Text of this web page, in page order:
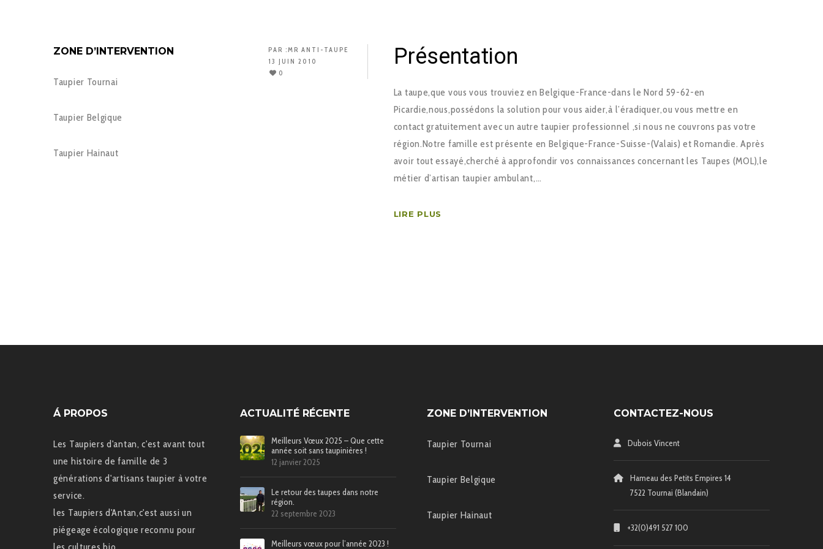
PAR :MR ANTI-TAUPE
13 JUIN 2010
0
Présentation
La taupe,que vous vous trouviez en Belgique-France-dans le Nord 59-62-en
Picardie,nous,possédons la solution pour vous aider,à l’éradiquer,ou vous mettre en
contact gratuitement avec un autre taupier professionnel ,si nous ne couvrons pas votre
région.Notre famille est présente en Belgique-France-Suisse-(Valais) et Romandie. Après
avoir tout essayé,cherché à approfondir vos connaissances concernant les Taupes (MOL),le
métier d’artisan taupier ambulant,…
LIRE PLUS
ZONE D’INTERVENTION
Taupier Tournai
Taupier Belgique
Taupier Hainaut
Á PROPOS
Les Taupiers d'antan, c'est avant tout
une histoire de famille de 3
générations d'artisans taupier à votre
service.
les Taupiers d'Antan,c'est aussi un
piégeage écologique reconnu pour
ACTUALITÉ RÉCENTE
Meilleurs Vœux 2025 – Que cette
année soit sans taupinières !
12 janvier 2025
Le retour des taupes dans notre
région.
22 septembre 2023
Meilleurs vœux pour l’année 2023 !
ZONE D’INTERVENTION
Taupier Tournai
Taupier Belgique
Taupier Hainaut
CONTACTEZ-NOUS
Dubois Vincent
Hameau des Petits Empires 14
7522 Tournai (Blandain)
+32(0)491 527 100